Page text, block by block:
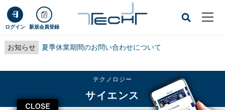
ログイン 新規会員登録
お知らせ 夏季休業期間のお問い合わせについて
CLOSE
テクノロジー
サイエンス